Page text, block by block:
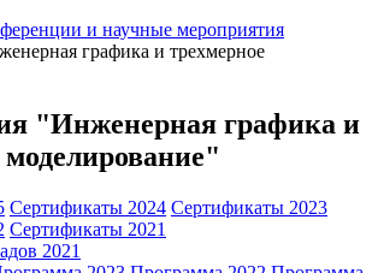
и научные мероприятия
графика и трехмерное
"Инженерная графика и
моделирование"
Сертификаты 2024 Сертификаты 2023
Сертификаты 2021
2021